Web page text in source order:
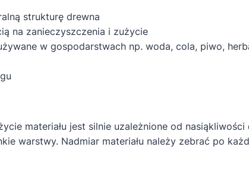
strukturę drewna
na zanieczyszczenia i zużycie
w gospodarstwach np. woda, cola, piwo,
materiału jest silnie uzależnione od
warstwy. Nadmiar materiału należy zebrać po